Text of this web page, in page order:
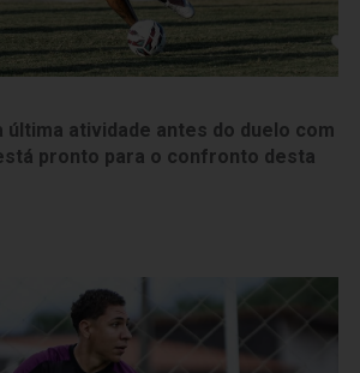
última atividade antes do duelo com
pronto para o confronto desta